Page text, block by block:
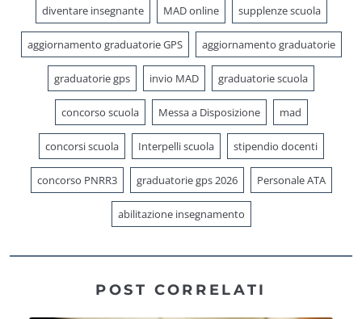
diventare insegnante MAD online supplenze scuola
aggiornamento graduatorie GPS aggiornamento graduatorie
graduatorie gps invio MAD graduatorie scuola
concorso scuola Messa a Disposizione mad
concorsi scuola Interpelli scuola stipendio docenti
concorso PNRR3 graduatorie gps 2026 Personale ATA
abilitazione insegnamento
POST CORRELATI